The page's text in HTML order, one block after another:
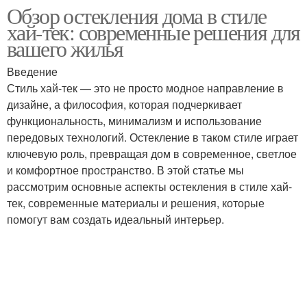
современного
остекления
решения
Цветовые решения Современный стиль
Готовые решения Решения для коридора
Обзор остекления дома в стиле
хай-тек: современные решения для
вашего жилья
Введение
Стиль хай-тек — это не просто модное направление в
дизайне, а философия, которая подчеркивает
функциональность, минимализм и использование
передовых технологий. Остекление в таком стиле играет
ключевую роль, превращая дом в современное, светлое
и комфортное пространство. В этой статье мы
рассмотрим основные аспекты остекления в стиле хай-
тек, современные материалы и решения, которые
помогут вам создать идеальный интерьер.